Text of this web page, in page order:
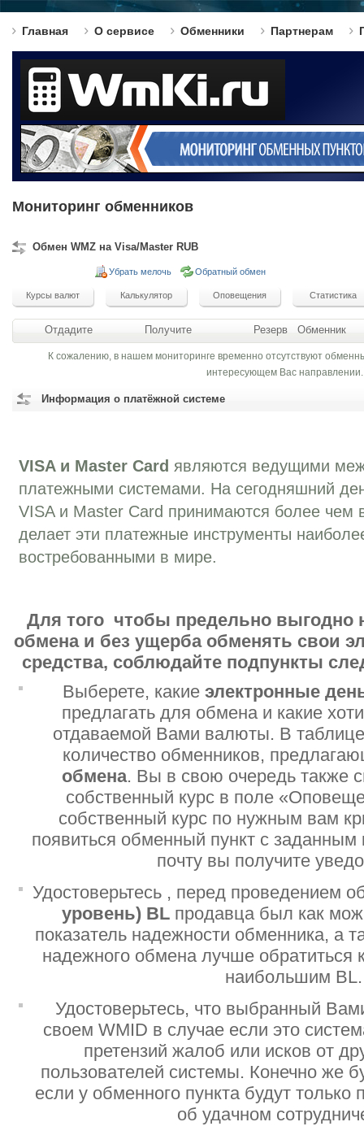
Главная О сервисе Обменники Партнерам
Мониторинг обменников
Обмен WMZ на Visa/Master RUB
Убрать мелочь Обратный обмен
Отдадите Получите Резерв Обменник
К сожалению, в нашем мониторинге временно отсутствуют
интересующем Вас направлении.
Информация о платёжной системе
VISA и Master Card являются ведущими
платежными системами. На сегодняшний
VISA и Master Card принимаются более чем
делает эти платежные инструменты
востребованными в мире.
Для того чтобы предельно выгодно
обмена и без ущерба обменять свои
средства, соблюдайте подпункты
Выберете, какие электронные
предлагать для обмена и какие
отдаваемой Вами валюты. В таблице
количество обменников,
обмена. Вы в свою очередь также
собственный курс в поле
собственный курс по нужным вам
появиться обменный пункт с заданным
почту вы получите
Удостоверьтесь , перед проведением
уровень) BL продавца был как
показатель надежности обменника, а
надежного обмена лучше
наибольшим BL.
Удостоверьтесь, что выбранный
своем WMID в случае если это
претензий жалоб или исков от
пользователей системы. Конечно же
если у обменного пункта будут
об удачном